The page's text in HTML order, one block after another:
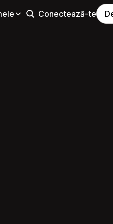
Conectează-te